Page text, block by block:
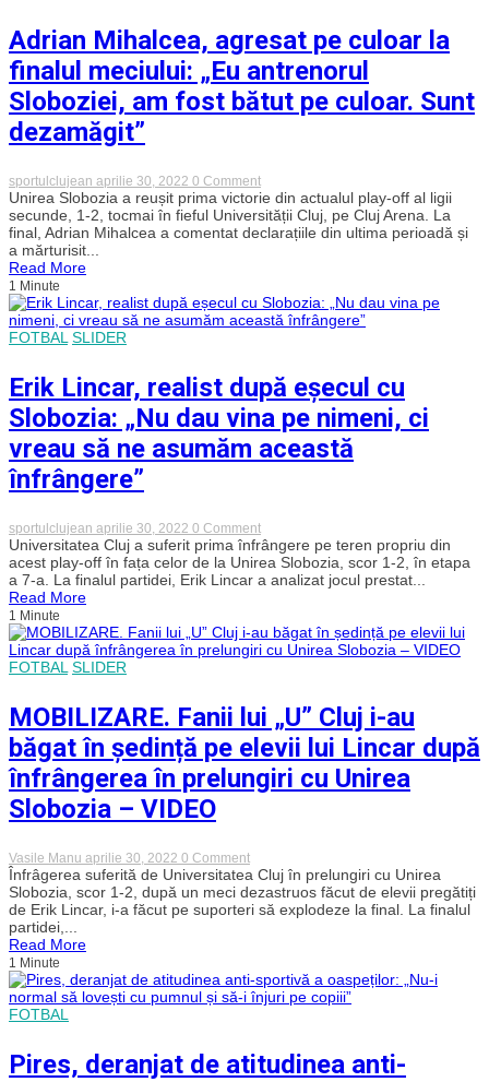
fața
Stelei
în
„sferturi”
Adrian Mihalcea, agresat pe culoar la
finalul meciului: „Eu antrenorul
Sloboziei, am fost bătut pe culoar. Sunt
dezamăgit”
sportulclujean aprilie 30, 2022 0 Commenton
Adrian
Mihalcea,
agresat
pe
meciului:
„Eu
antrenorul
fost
bătut
culoar.
dezamăgit”
Unirea Slobozia a reușit prima victorie din actualul play-off al ligii
secunde, 1-2, tocmai în fieful Universității Cluj, pe Cluj Arena. La
final, Adrian Mihalcea a comentat declarațiile din ultima perioadă și
a mărturisit...
Read More
1 Minute
FOTBAL SLIDER
Erik Lincar, realist după eșecul cu
Slobozia: „Nu dau vina pe nimeni, ci
vreau să ne asumăm această
înfrângere”
sportulclujean aprilie 30, 2022 0 Commenton
Erik
Lincar,
realist
după
Slobozia:
„Nu
nimeni,
ci
vreau
să
ne
asumăm
Universitatea Cluj a suferit prima înfrângere pe teren propriu din
acest play-off în fața celor de la Unirea Slobozia, scor 1-2, în etapa
a 7-a. La finalul partidei, Erik Lincar a analizat jocul prestat...
Read More
1 Minute
FOTBAL SLIDER
MOBILIZARE. Fanii lui „U” Cluj i-au
băgat în ședință pe elevii lui Lincar după
înfrângerea în prelungiri cu Unirea
Slobozia – VIDEO
Vasile Manu aprilie 30, 2022 0 Commenton
MOBILIZARE.
Fanii
lui
„U”
băgat
în
ședință
lui
Lincar
Înfrâgerea suferită de Universitatea Cluj în prelungiri cu Unirea
Slobozia, scor 1-2, după un meci dezastruos făcut de elevii pregătiți
de Erik Lincar, i-a făcut pe suporteri să explodeze la final. La finalul
partidei,...
Read More
1 Minute
FOTBAL
Pires, deranjat de atitudinea anti-